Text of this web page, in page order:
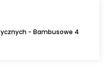
- Bambusowe 4